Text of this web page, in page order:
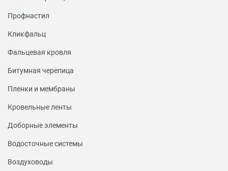
Профнастил
Кликфальц
Фальцевая кровля
Битумная черепица
Пленки и мембраны
Кровельные ленты
Доборные элементы
Водосточные системы
Воздуховоды